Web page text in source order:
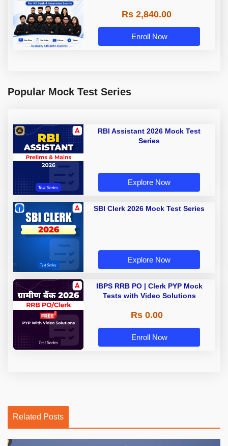
Rs 2,840.00
Enroll Now
Popular Mock Test Series
RBI Assistant 2026 Mock Test
Series
Explore Now
SBI Clerk 2026 Mock Test Series
Explore Now
IBPS RRB PO | Clerk PYP Mock
Tests with Video Solutions
Rs 0.00
Enroll Now
Related Posts